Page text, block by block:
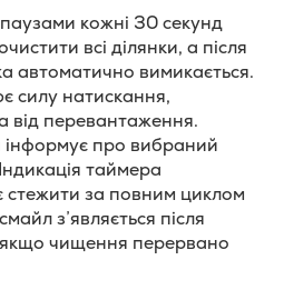
кожні 30 секунд
всі ділянки, а після
автоматично вимикається.
силу натискання,
від перевантаження.
інформує про вибраний
таймера
за повним циклом
з’являється після
чищення перервано